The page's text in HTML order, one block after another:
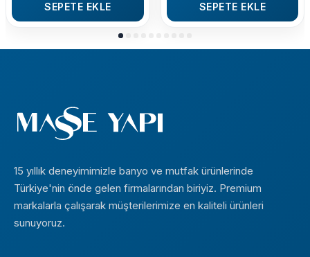
SEPETE EKLE SEPETE EKLE
15 yıllık deneyimimizle banyo ve mutfak ürünlerinde
Türkiye'nin önde gelen firmalarından biriyiz. Premium
markalarla çalışarak müşterilerimize en kaliteli ürünleri
sunuyoruz.